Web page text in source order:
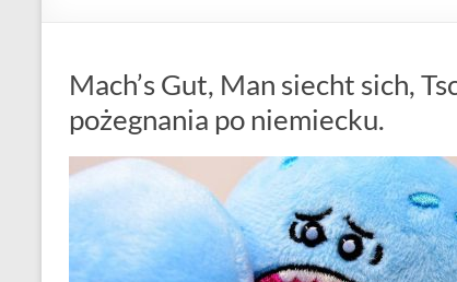
Mach’s Gut, Man siecht sich,
pożegnania po niemiecku.